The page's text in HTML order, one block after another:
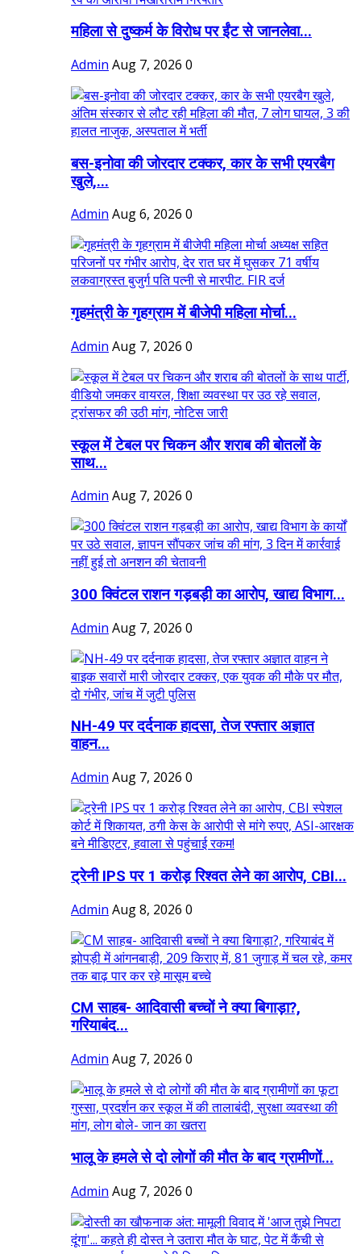
महिला से दुष्कर्म के विरोध पर ईंट से जानलेवा...
Admin Aug 7, 2026 0
बस-इनोवा की जोरदार टक्कर, कार के सभी एयरबैग
खुले,...
Admin Aug 6, 2026 0
गृहमंत्री के गृहग्राम में बीजेपी महिला मोर्चा...
Admin Aug 7, 2026 0
स्कूल में टेबल पर चिकन और शराब की बोतलों के
साथ...
Admin Aug 7, 2026 0
300 क्विंटल राशन गड़बड़ी का आरोप, खाद्य विभाग...
Admin Aug 7, 2026 0
NH-49 पर दर्दनाक हादसा, तेज रफ्तार अज्ञात
वाहन...
Admin Aug 7, 2026 0
ट्रेनी IPS पर 1 करोड़ रिश्वत लेने का आरोप, CBI...
Admin Aug 8, 2026 0
CM साहब- आदिवासी बच्चों ने क्या बिगाड़ा?,
गरियाबंद...
Admin Aug 7, 2026 0
भालू के हमले से दो लोगों की मौत के बाद ग्रामीणों...
Admin Aug 7, 2026 0